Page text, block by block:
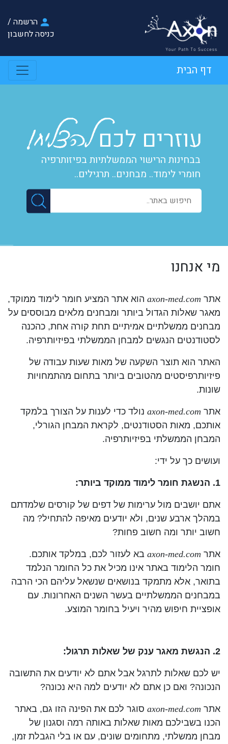
הרשמה /
כניסה לחשבון
דף הבית
בבחינות הרישוי הממשלתיות בפיזותרפיה
חומרי לימוד.. מבחנים.. תרגילים..
מי אנחנו
אתר axon-med.com הוא אתר המציע חומר לימוד ממוקד,
מאגר שאלות הגדול ביותר ומבחנים מלאים מבוססים על
מבחנים ממשלתיים אמיתיים תחת קורה אחת, כהכנה
לסטודנטים הנגשים למבחן הממשלתי בפיזיותרפיה.
האתר הוא תוצר השקעה של מאות שעות עבודה של
פיזיותרפיסטים מהטובים ביותר בתחום מהתמחויות
שונות.
אתר axon-med.com נולד כדי לענות על הצורך בלמקד
אותכם, מאות הסטודנטים, לקראת המבחן הגורלי,
המבחן הממשלתי בפיזיותרפיה.
ועושים כך על ידי:
1. הנשגת חומר לימוד ממוקד ביותר:
אתם יושבים מול ערימות של דפים של קורסים שלמדתם
במהלך ארבע שנים, ולא יודעים מאיפה להתחיל? מה
חשוב יותר ומה חשוב פחות?
אתר axon-med.com בא לעזור לכם, במלקד אותכם.
חומר הלימוד באתר אינו מכיל את כל החומר הנלמד
בתואר, אלא מתמקד בנושאים שנשאל עליהם הכי הרבה
במבחנים הממשלתיים בעשר השנים האחרונות. עם
אופציית חיפוש מהיר ויעיל בחומר המוצע.
2. הנגשת מאגר ענק של שאלות תרגול:
יש לכם שאלות לתרגל אבל אתם לא יודעים את התשובה
הנכונה? ואם כן אתם לא יודעים למה היא נכונה?
אתר axon-med.com סוגר לכם את הפינה הזו גם, באתר
הכנו בשבילכם מאות שאלות באותה רמה וסגנון של
מבחן ממשלתי, מתחומים שונים, עם או בלי הגבלת זמן,